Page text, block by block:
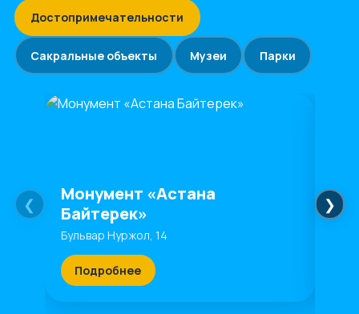
Достопримечательности
Сакральные объекты Музеи Парки
❮
Монумент «Астана
Байтерек»
Бульвар Нуржол, 14
Подробнее
❯